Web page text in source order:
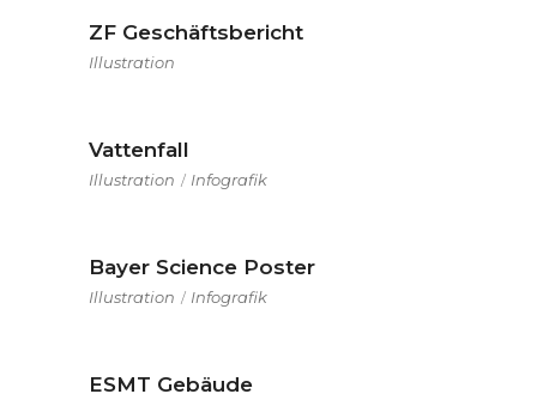
ZF Geschäftsbericht
Illustration
Vattenfall
Illustration Infografik
Bayer Science Poster
Illustration Infografik
ESMT Gebäude